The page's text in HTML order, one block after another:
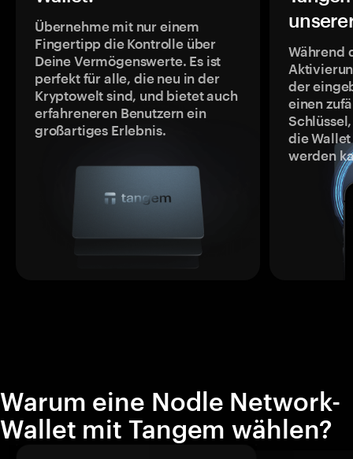
Übernehme mit nur einem
Fingertipp die Kontrolle über
Deine Vermögenswerte. Es ist
perfekt für alle, die neu in der
Kryptowelt sind, und bietet auch
erfahreneren Benutzern ein
großartiges Erlebnis.
Während
der
einen
die
werden
Warum eine Nodle Network-
Wallet mit Tangem wählen?